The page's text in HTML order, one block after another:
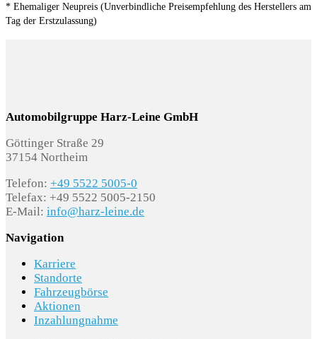
52kWh)
UD1 Türgriffmulden beleuchtet
Zwischenverkauf und Irrtümer vorbehalten.
Fahrzeugbeschreibung dient lediglich der
allgemeinen Identifizierung des Fahrzeuges und stellt
keine Gewährleistung im kaufrechtlichen Sinne dar.
Den genauen Ausstattungsumfang erhalten Sie von
unserem Verkaufspersonal. Bitte kontaktieren Sie
uns.
* Ehemaliger Neupreis (Unverbindliche Preisempfehlung des Herstellers am
Tag der Erstzulassung)
Automobilgruppe Harz-Leine GmbH
Göttinger Straße 29
37154 Northeim
Telefon: +49 5522 5005-0
Telefax: +49 5522 5005-2150
E-Mail: info@harz-leine.de
Navigation
Karriere
Standorte
Fahrzeugbörse
Aktionen
Inzahlungnahme